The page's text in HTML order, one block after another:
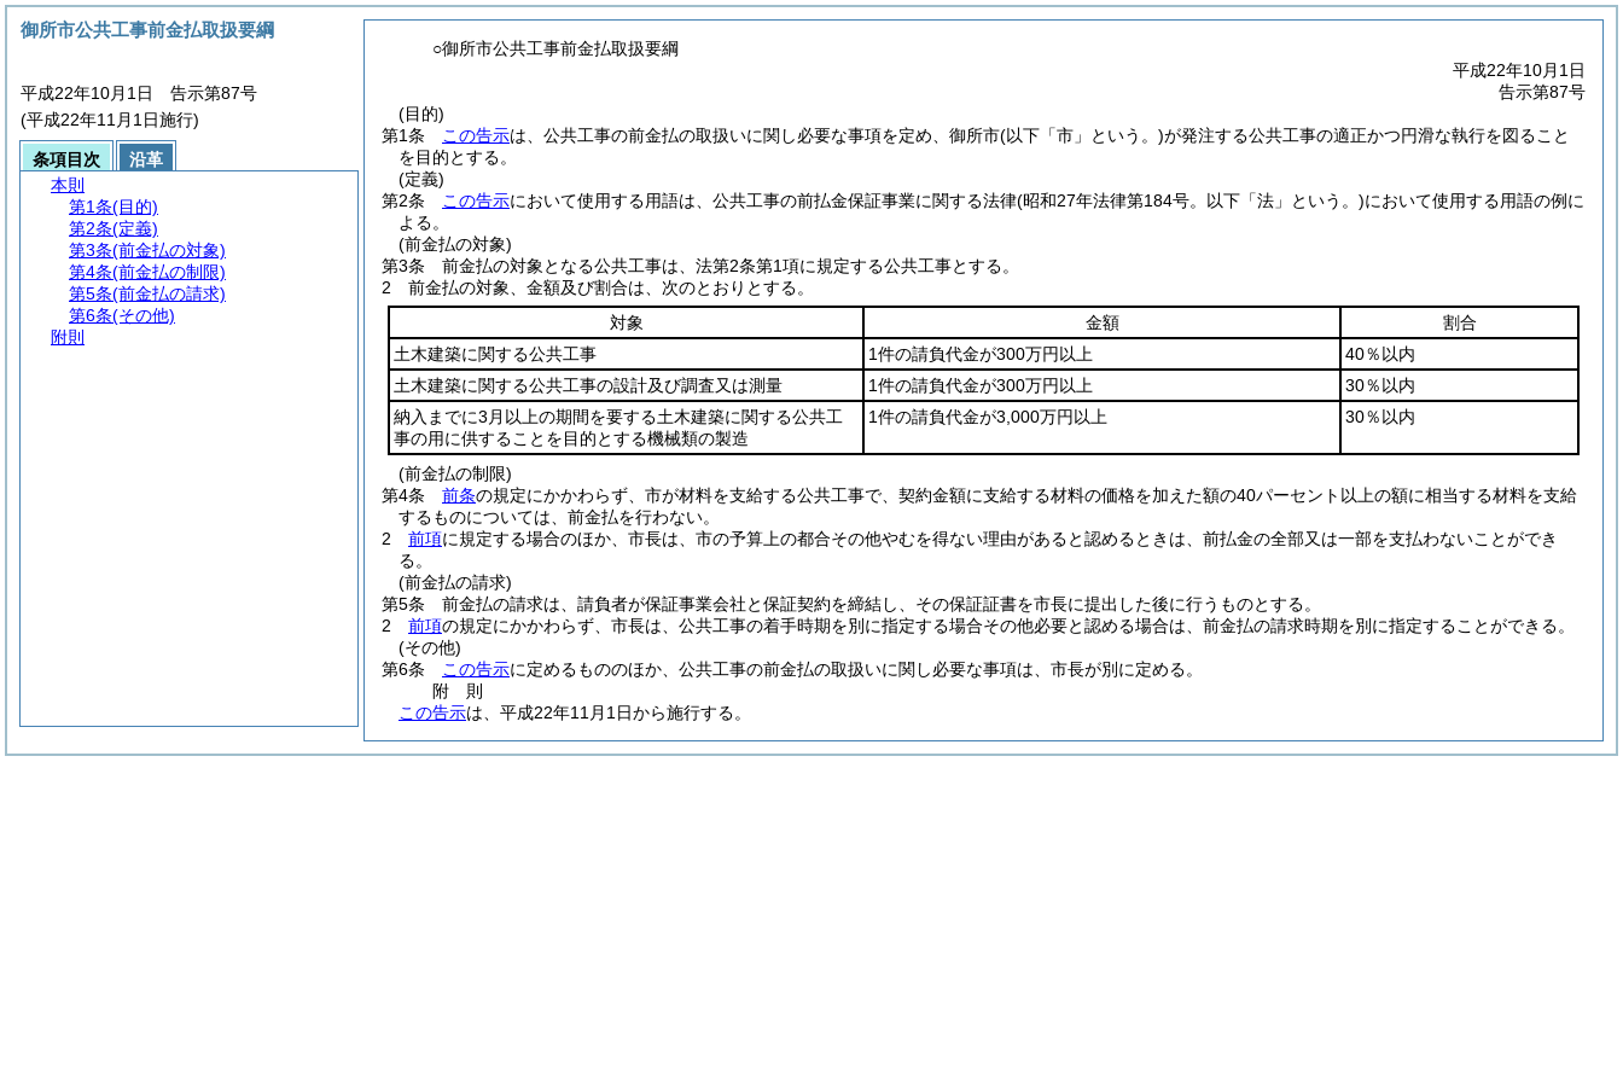
○御所市公共工事前金払取扱要綱
平成22年10月1日
告示第87号
(目的)
第1条
この告示は、公共工事の前金払の取扱いに関し必要な事項を定め、御所市(以下「市」という。)が発注する公共工事の適正かつ円滑な執行を図ること
を目的とする。
(定義)
第2条
この告示において使用する用語は、公共工事の前払金保証事業に関する法律(昭和27年法律第184号。以下「法」という。)において使用する用語の例に
よる。
(前金払の対象)
第3条
前金払の対象となる公共工事は、法第2条第1項に規定する公共工事とする。
2
前金払の対象、金額及び割合は、次のとおりとする。
対象
金額
割合
土木建築に関する公共工事
1件の請負代金が300万円以上
40％以内
土木建築に関する公共工事の設計及び調査又は測量
1件の請負代金が300万円以上
30％以内
納入までに3月以上の期間を要する土木建築に関する公共工
事の用に供することを目的とする機械類の製造
1件の請負代金が3,000万円以上 30％以内
(前金払の制限)
第4条
前条の規定にかかわらず、市が材料を支給する公共工事で、契約金額に支給する材料の価格を加えた額の40パーセント以上の額に相当する材料を支給
するものについては、前金払を行わない。
2
前項に規定する場合のほか、市長は、市の予算上の都合その他やむを得ない理由があると認めるときは、前払金の全部又は一部を支払わないことができ
る。
(前金払の請求)
第5条
前金払の請求は、請負者が保証事業会社と保証契約を締結し、その保証証書を市長に提出した後に行うものとする。
2
前項の規定にかかわらず、市長は、公共工事の着手時期を別に指定する場合その他必要と認める場合は、前金払の請求時期を別に指定することができる。
(その他)
第6条
この告示に定めるもののほか、公共工事の前金払の取扱いに関し必要な事項は、市長が別に定める。
附 則
この告示は、平成22年11月1日から施行する。
御所市公共工事前金払取扱要綱
平成22年10月1日 告示第87号
(平成22年11月1日施行)
条項目次
沿革
本則
第1条(目的)
第2条(定義)
第3条(前金払の対象)
第4条(前金払の制限)
第5条(前金払の請求)
第6条(その他)
附則